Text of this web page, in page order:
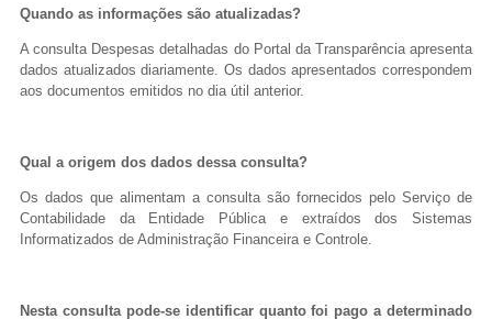
Quando as informações são atualizadas?
A consulta Despesas detalhadas do Portal da Transparência apresenta
dados atualizados diariamente. Os dados apresentados correspondem
aos documentos emitidos no dia útil anterior.
Qual a origem dos dados dessa consulta?
Os dados que alimentam a consulta são fornecidos pelo Serviço de
Contabilidade da Entidade Pública e extraídos dos Sistemas
Informatizados de Administração Financeira e Controle.
Nesta consulta pode-se identificar quanto foi pago a determinado